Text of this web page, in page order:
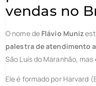
vendas no
O nome de Flávio Muniz
palestra de atendimento
São Luís do Maranhão, mas
Ele é formado por Harvard